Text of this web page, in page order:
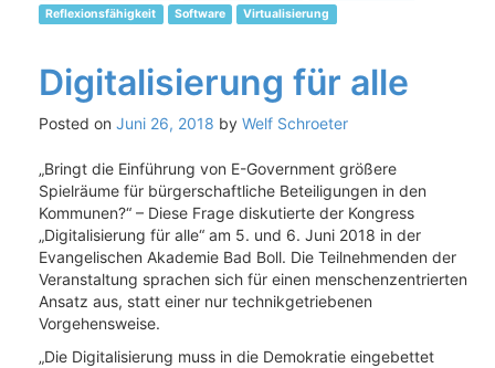
Reflexionsfähigkeit
Software Virtualisierung
Digitalisierung für alle
Posted on Juni 26, 2018 by Welf Schroeter
„Bringt die Einführung von E-Government größere
Spielräume für bürgerschaftliche Beteiligungen in den
Kommunen?“ – Diese Frage diskutierte der Kongress
„Digitalisierung für alle“ am 5. und 6. Juni 2018 in der
Evangelischen Akademie Bad Boll. Die Teilnehmenden der
Veranstaltung sprachen sich für einen menschenzentrierten
Ansatz aus, statt einer nur technikgetriebenen
Vorgehensweise.
„Die Digitalisierung muss in die Demokratie eingebettet